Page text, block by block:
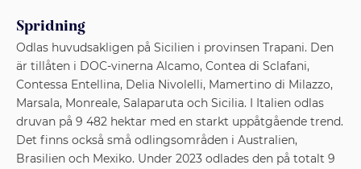
Spridning
Odlas huvudsakligen på Sicilien i provinsen Trapani. Den
är tillåten i DOC-vinerna Alcamo, Contea di Sclafani,
Contessa Entellina, Delia Nivolelli, Mamertino di Milazzo,
Marsala, Monreale, Salaparuta och Sicilia. I Italien odlas
druvan på 9 482 hektar med en starkt uppåtgående trend.
Det finns också små odlingsområden i Australien,
Brasilien och Mexiko. Under 2023 odlades den på totalt 9